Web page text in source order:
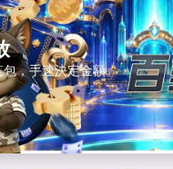
，手速決定金額。